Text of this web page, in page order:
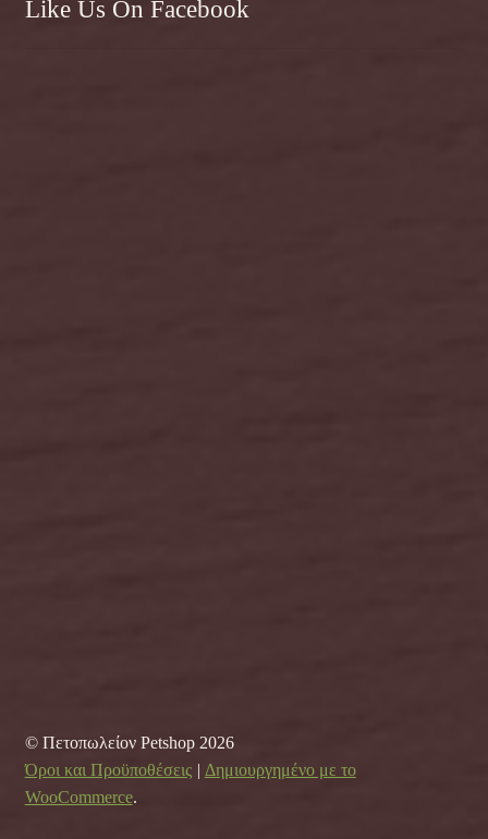
Like Us On Facebook
© Πετοπωλείον Petshop 2026
Όροι και Προϋποθέσεις
Δημιουργημένο με το
WooCommerce.